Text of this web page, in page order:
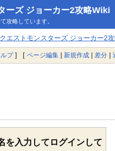
ーズ ジョーカー2攻略Wiki
攻略しています。
エストモンスターズ ジョーカー2
プ] [ ページ編集 | 新規作成 | 差分 |
を入力してログインして